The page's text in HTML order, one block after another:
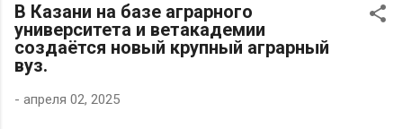
В Казани на базе аграрного
университета и ветакадемии
создаётся новый крупный аграрный
вуз.
- апреля 02, 2025